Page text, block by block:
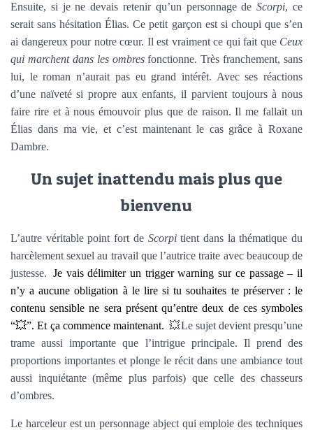
Ensuite, si je ne devais retenir qu’un personnage deScorpi, ce
serait sans hésitation Élias. Ce petit garçon est si choupi que s’en
ai dangereux pour notre cœur. Il est vraiment ce qui fait que Ceux
qui marchent dans les ombresfonctionne. Très franchement, sans
lui, le roman n’aurait pas eu grand intérêt. Avec ses réactions
d’une naïveté si propre aux enfants, il parvient toujours à nous
faire rire et à nous émouvoir plus que de raison. Il me fallait un
Élias dans ma vie, et c’est maintenant le cas grâce à Roxane
Dambre.
Un sujet inattendu mais plus que
bienvenu
L’autre véritable point fort de Scorpitient dans la thématique du
harcèlement sexuel au travail que l’autrice traite avec beaucoup de
justesse. Je vais délimiter un trigger warning sur ce passage – il
n’y a aucune obligation à le lire si tu souhaites te préserver : le
contenu sensible ne sera présent qu’entre deux de ces symboles
“💥”. Et ça commence maintenant. 💥Le sujet devient presqu’une
trame aussi importante que l’intrigue principale. Il prend des
proportions importantes et plonge le récit dans une ambiance tout
aussi inquiétante (même plus parfois) que celle des chasseurs
d’ombres.
Le harceleur est un personnage abject qui emploie des techniques